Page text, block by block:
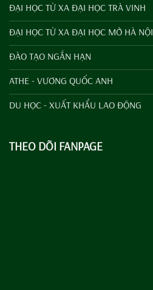
ĐẠI HỌC TỪ XA ĐẠI HỌC TRÀ VINH
ĐẠI HỌC TỪ XA ĐẠI HỌC MỞ HÀ NỘI
ĐÀO TẠO NGẮN HẠN
ATHE - VƯƠNG QUỐC ANH
DU HỌC - XUẤT KHẨU LAO ĐỘNG
THEO DÕI FANPAGE